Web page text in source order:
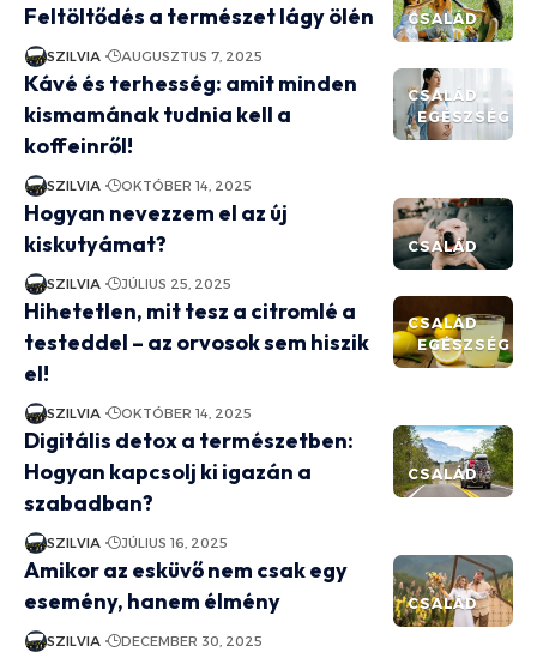
CSALÁD
Feltöltődés a természet lágy ölén
SZILVIA AUGUSZTUS 7, 2025
CSALÁD
EGÉSZSÉG
Kávé és terhesség: amit minden
kismamának tudnia kell a
koffeinről!
SZILVIA OKTÓBER 14, 2025
CSALÁD
Hogyan nevezzem el az új
kiskutyámat?
SZILVIA JÚLIUS 25, 2025
CSALÁD
EGÉSZSÉG
Hihetetlen, mit tesz a citromlé a
testeddel – az orvosok sem hiszik
el!
SZILVIA OKTÓBER 14, 2025
CSALÁD
Digitális detox a természetben:
Hogyan kapcsolj ki igazán a
szabadban?
SZILVIA JÚLIUS 16, 2025
CSALÁD
Amikor az esküvő nem csak egy
esemény, hanem élmény
SZILVIA DECEMBER 30, 2025